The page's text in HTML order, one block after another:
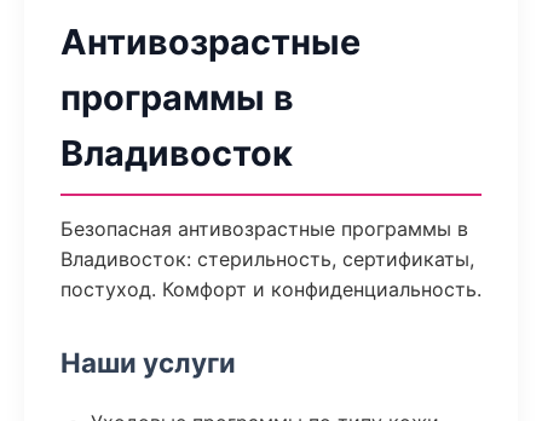
Антивозрастные
программы в
Владивосток
Безопасная антивозрастные программы в
Владивосток: стерильность, сертификаты,
постуход. Комфорт и конфиденциальность.
Наши услуги